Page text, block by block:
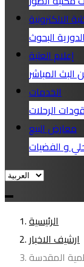
الالكترونية
البحوث
إعلام العتبة
البث المباشر
الخدمات
الرحلات
معارض البيع
و الفضيات
الرئيسية
ارشيف الاخبار